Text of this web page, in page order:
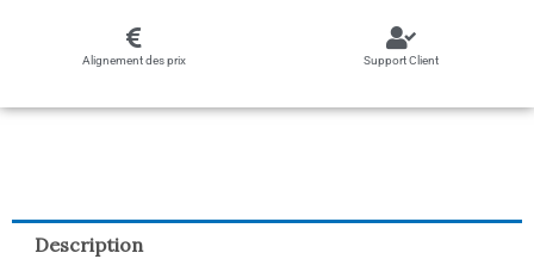
Alignement des prix Support Client
Description